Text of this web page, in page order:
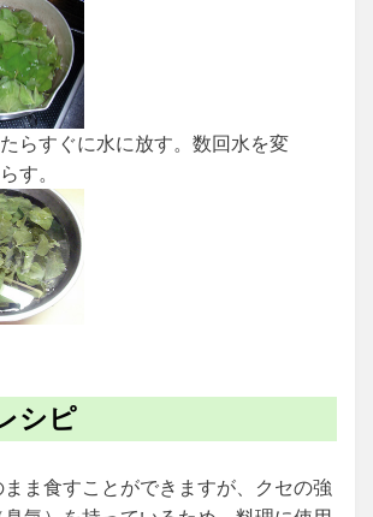
らすぐに水に放す。数回水を変
す。
シピ
ま食すことができますが、クセの強